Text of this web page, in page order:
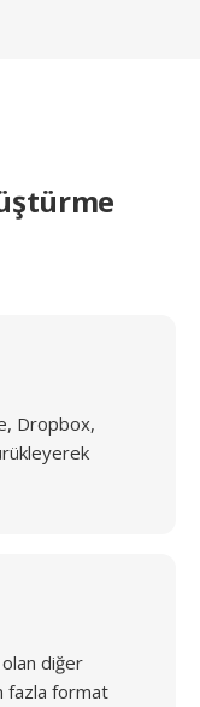
Dropbox,
olan diğer
fazla format